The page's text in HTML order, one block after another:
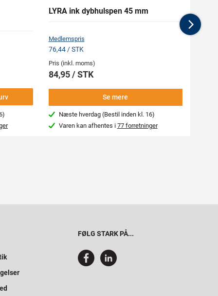
LYRA ink dybhulspen 45 mm
Medlemspris
76,44 / STK
Pris (inkl. moms)
84,95 / STK
Se mere
Næste hverdag (Bestil inden kl. 16)
Varen kan afhentes i 77 forretninger
FØLG STARK PÅ...